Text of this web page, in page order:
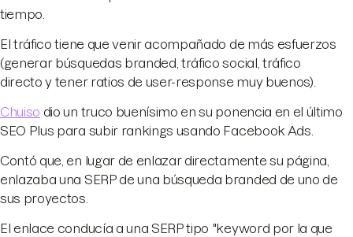
tiempo.
El tráfico tiene que venir acompañado de más esfuerzos
(generar búsquedas branded, tráfico social, tráfico
directo y tener ratios de user-response muy buenos).
Chuiso dio un truco buenísimo en su ponencia en el último
SEO Plus para subir rankings usando Facebook Ads.
Contó que, en lugar de enlazar directamente su página,
enlazaba una SERP de una búsqueda branded de uno de
sus proyectos.
El enlace conducía a una SERP tipo "keyword por la que